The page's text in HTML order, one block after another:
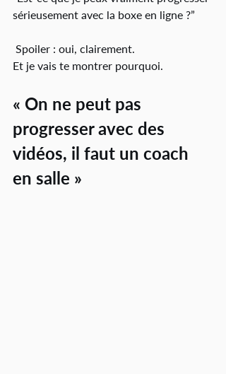
sérieusement avec la boxe en ligne ?”
Spoiler : oui, clairement.
Et je vais te montrer pourquoi.
« On ne peut pas
progresser avec des
vidéos, il faut un coach
en salle »